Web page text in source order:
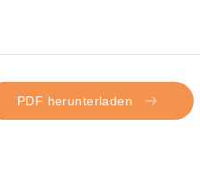
PDF herunterladen